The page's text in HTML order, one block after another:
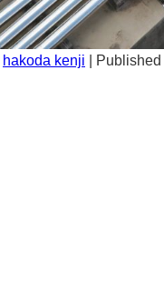
hakoda kenji Published